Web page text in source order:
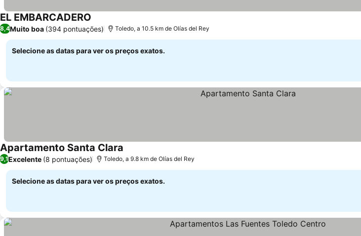
EL EMBARCADERO
8,4Muito boa (394 pontuações) Toledo, a 10.5 km de Olías del Rey
Selecione as datas para ver os preços exatos.
Apartamento Santa Clara
9,1Excelente (8 pontuações) Toledo, a 9.8 km de Olías del Rey
Selecione as datas para ver os preços exatos.